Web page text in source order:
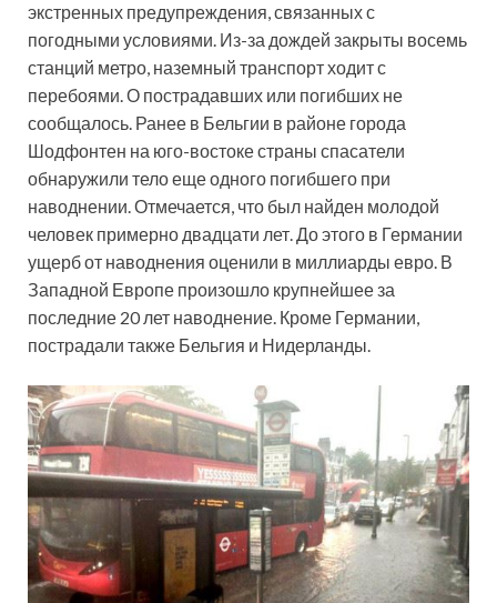
экстренных предупреждения,связанных с
погодными условиями. Из-за дождей закрыты восемь
станций метро, наземный транспорт ходит с
перебоями. О пострадавших или погибших не
сообщалось. Ранее в Бельгии в районе города
Шодфонтен на юго-востоке страны спасатели
обнаружили тело еще одного погибшего при
наводнении. Отмечается, что был найден молодой
человек примерно двадцати лет. До этого в Германии
ущерб от наводнения оценили в миллиарды евро. В
Западной Европе произошло крупнейшее за
последние 20 лет наводнение. Кроме Германии,
пострадали также Бельгия и Нидерланды.